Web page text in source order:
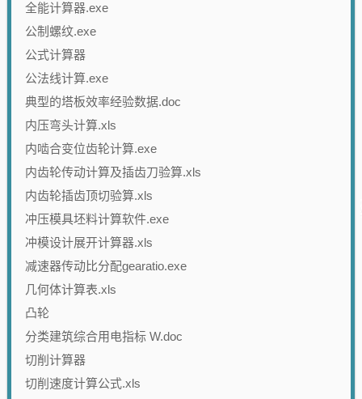
全能计算器.exe
公制螺纹.exe
公式计算器
公法线计算.exe
典型的塔板效率经验数据.doc
内压弯头计算.xls
内啮合变位齿轮计算.exe
内齿轮传动计算及插齿刀验算.xls
内齿轮插齿顶切验算.xls
冲压模具坯料计算软件.exe
冲模设计展开计算器.xls
减速器传动比分配gearatio.exe
几何体计算表.xls
凸轮
分类建筑综合用电指标 W.doc
切削计算器
切削速度计算公式.xls